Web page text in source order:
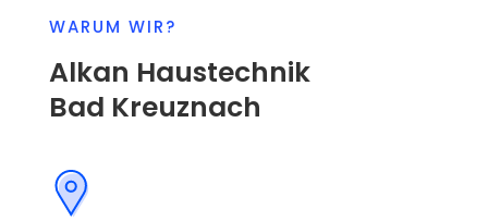
WARUM WIR?
Alkan Haustechnik
Bad Kreuznach